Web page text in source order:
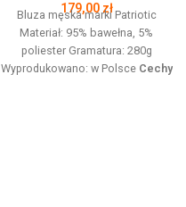
179,00 zł
Bluza męska marki Patriotic
Materiał: 95% bawełna, 5%
poliester Gramatura: 280g
Wyprodukowano: w Polsce Cechy